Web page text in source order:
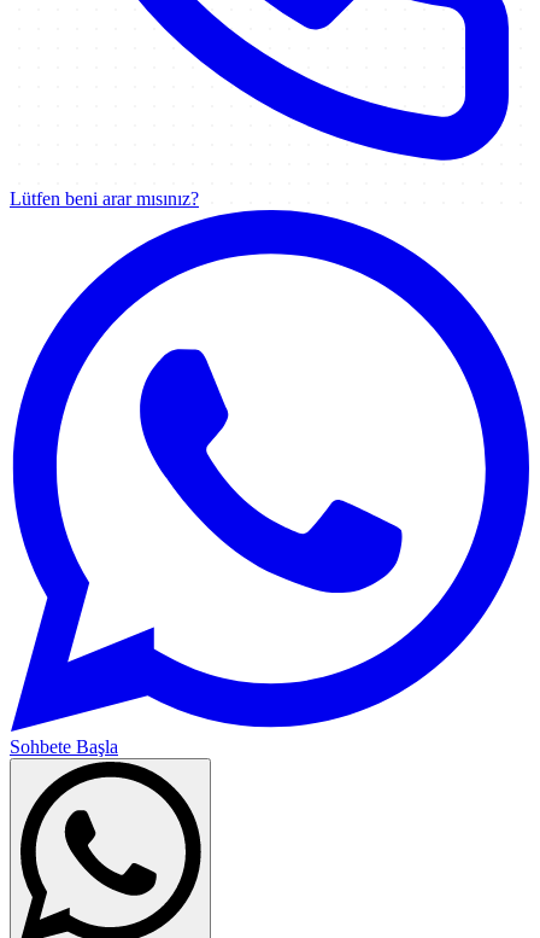
Lütfen beni arar mısınız?
Sohbete Başla